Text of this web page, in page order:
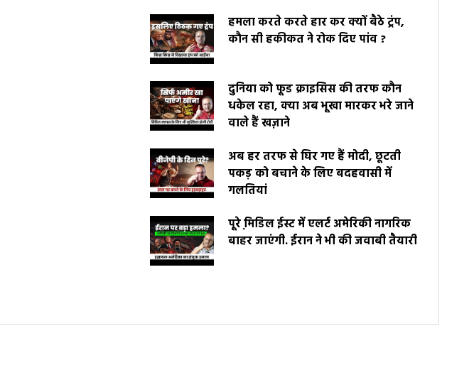
हमला करते करते हार कर क्यों बैठे ट्रंप,
कौन सी हकीकत ने रोक दिए पांव ?
दुनिया को फूड क्राइसिस की तरफ कौन
धकेल रहा, क्या अब भूखा मारकर भरे जाने
वाले हैं खज़ाने
अब हर तरफ से घिर गए हैं मोदी, छूटती
पकड़ को बचाने के लिए बदहवासी में
गलतियां
पूरे मि़डिल ईस्ट में एलर्ट अमेरिकी नागरिक
बाहर जाएंगी. ईरान ने भी की जवाबी तैयारी